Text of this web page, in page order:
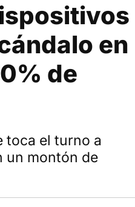
en
de
toca el turno a
un montón de